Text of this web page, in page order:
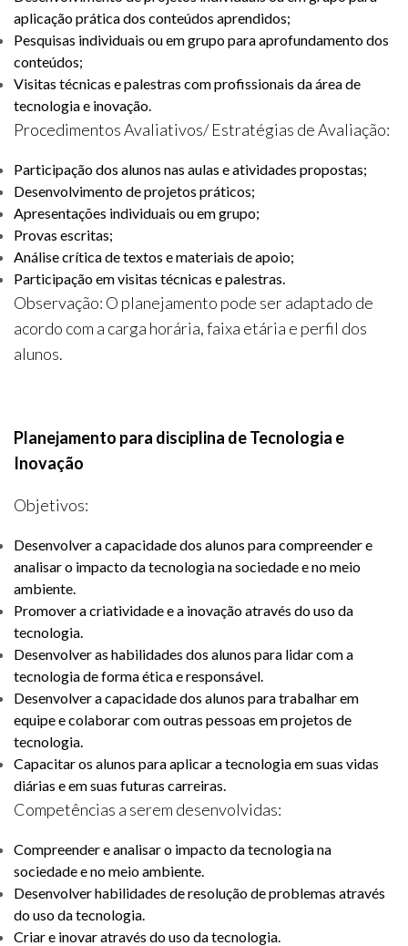
aplicação prática dos conteúdos aprendidos;
Pesquisas individuais ou em grupo para aprofundamento dos
conteúdos;
Visitas técnicas e palestras com profissionais da área de
tecnologia e inovação.
Procedimentos Avaliativos/ Estratégias de Avaliação:
Participação dos alunos nas aulas e atividades propostas;
Desenvolvimento de projetos práticos;
Apresentações individuais ou em grupo;
Provas escritas;
Análise crítica de textos e materiais de apoio;
Participação em visitas técnicas e palestras.
Observação: O planejamento pode ser adaptado de
acordo com a carga horária, faixa etária e perfil dos
alunos.
Planejamento para disciplina de Tecnologia e
Inovação
Objetivos:
Desenvolver a capacidade dos alunos para compreender e
analisar o impacto da tecnologia na sociedade e no meio
ambiente.
Promover a criatividade e a inovação através do uso da
tecnologia.
Desenvolver as habilidades dos alunos para lidar com a
tecnologia de forma ética e responsável.
Desenvolver a capacidade dos alunos para trabalhar em
equipe e colaborar com outras pessoas em projetos de
tecnologia.
Capacitar os alunos para aplicar a tecnologia em suas vidas
diárias e em suas futuras carreiras.
Competências a serem desenvolvidas:
Compreender e analisar o impacto da tecnologia na
sociedade e no meio ambiente.
Desenvolver habilidades de resolução de problemas através
do uso da tecnologia.
Criar e inovar através do uso da tecnologia.